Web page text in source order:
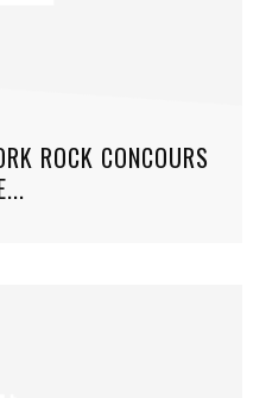
ROCK CONCOURS